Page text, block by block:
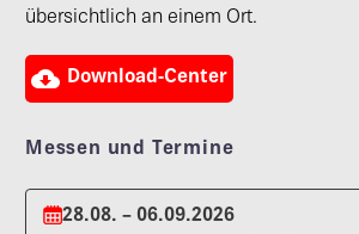
übersichtlich an einem Ort.
 Download-Center
Messen und Termine
28.08. – 06.09.2026